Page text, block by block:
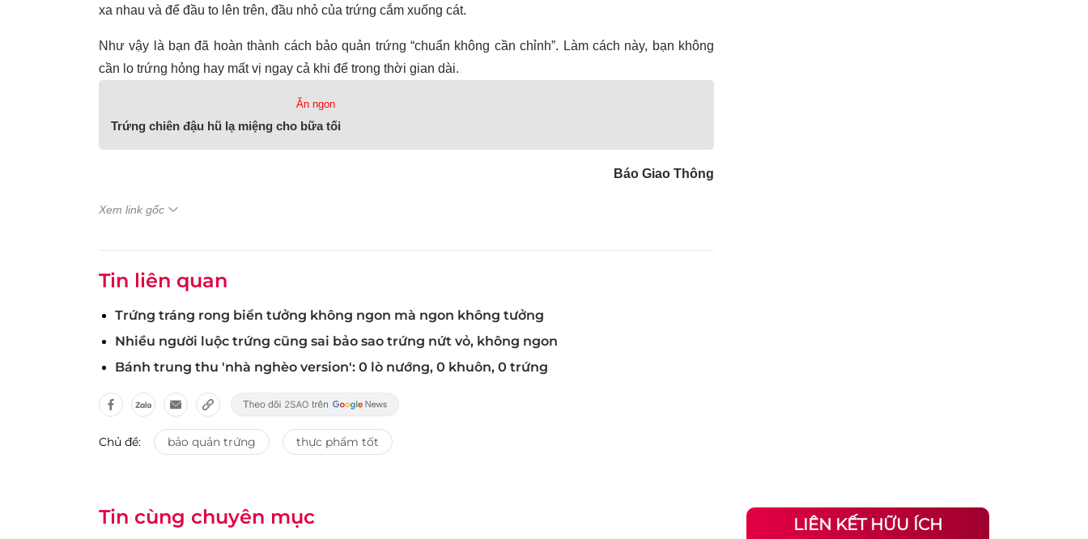
xa nhau và để đầu to lên trên, đầu nhỏ của trứng cắm xuống cát.
Như vậy là bạn đã hoàn thành cách bảo quản trứng “chuẩn không cần chỉnh”. Làm cách này, bạn không
cần lo trứng hỏng hay mất vị ngay cả khi để trong thời gian dài.
Ăn ngon
Trứng chiên đậu hũ lạ miệng cho bữa tối
Báo Giao Thông
Xem link gốc
Tin liên quan
Trứng tráng rong biển tưởng không ngon mà ngon không tưởng
Nhiều người luộc trứng cũng sai bảo sao trứng nứt vỏ, không ngon
Bánh trung thu 'nhà nghèo version': 0 lò nướng, 0 khuôn, 0 trứng
Chủ đề: bảo quản trứng thực phẩm tốt
Tin cùng chuyên mục LIÊN KẾT HỮU ÍCH